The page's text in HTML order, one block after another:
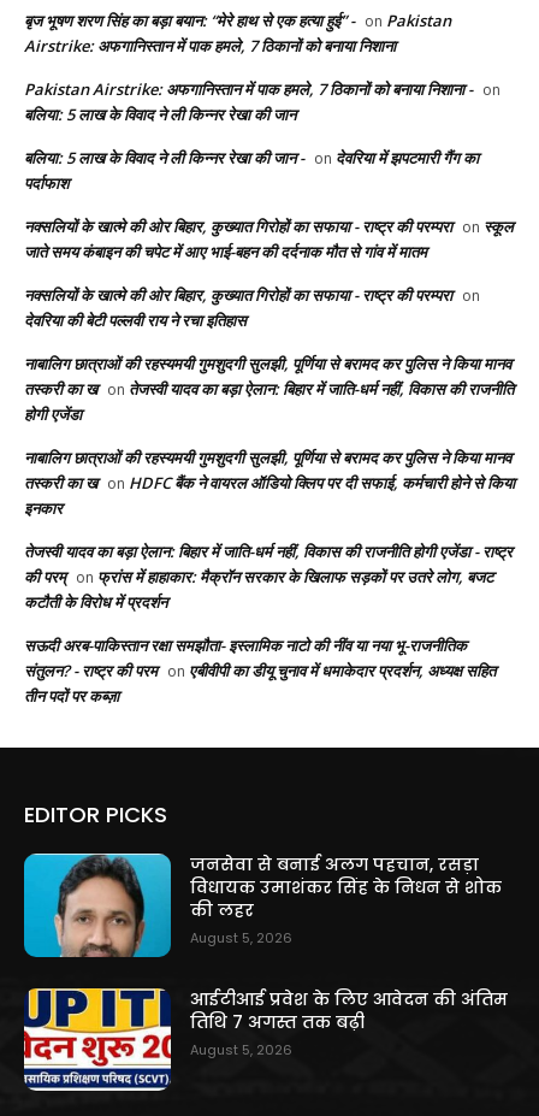
बृज भूषण शरण सिंह का बड़ा बयान: “मेरे हाथ से एक हत्या हुई” - on Pakistan
Airstrike: अफगानिस्तान में पाक हमले, 7 ठिकानों को बनाया निशाना
Pakistan Airstrike: अफगानिस्तान में पाक हमले, 7 ठिकानों को बनाया निशाना - on
बलिया: 5 लाख के विवाद ने ली किन्नर रेखा की जान
बलिया: 5 लाख के विवाद ने ली किन्नर रेखा की जान - on देवरिया में झपटमारी गैंग का
पर्दाफाश
नक्सलियों के खात्मे की ओर बिहार, कुख्यात गिरोहों का सफाया - राष्ट्र की परम्परा on स्कूल
जाते समय कंबाइन की चपेट में आए भाई-बहन की दर्दनाक मौत से गांव में मातम
नक्सलियों के खात्मे की ओर बिहार, कुख्यात गिरोहों का सफाया - राष्ट्र की परम्परा on
देवरिया की बेटी पल्लवी राय ने रचा इतिहास
नाबालिग छात्राओं की रहस्यमयी गुमशुदगी सुलझी, पूर्णिया से बरामद कर पुलिस ने किया मानव
तस्करी का ख on तेजस्वी यादव का बड़ा ऐलान: बिहार में जाति-धर्म नहीं, विकास की राजनीति
होगी एजेंडा
नाबालिग छात्राओं की रहस्यमयी गुमशुदगी सुलझी, पूर्णिया से बरामद कर पुलिस ने किया मानव
तस्करी का ख on HDFC बैंक ने वायरल ऑडियो क्लिप पर दी सफाई, कर्मचारी होने से किया
इनकार
तेजस्वी यादव का बड़ा ऐलान: बिहार में जाति-धर्म नहीं, विकास की राजनीति होगी एजेंडा - राष्ट्र
की परम् on फ्रांस में हाहाकार: मैक्रॉन सरकार के खिलाफ सड़कों पर उतरे लोग, बजट
कटौती के विरोध में प्रदर्शन
सऊदी अरब-पाकिस्तान रक्षा समझौता- इस्लामिक नाटो की नींव या नया भू-राजनीतिक
संतुलन? - राष्ट्र की परम on एबीवीपी का डीयू चुनाव में धमाकेदार प्रदर्शन, अध्यक्ष सहित
तीन पदों पर कब्ज़ा
EDITOR PICKS
जनसेवा से बनाई अलग पहचान, रसड़ा
विधायक उमाशंकर सिंह के निधन से शोक
की लहर
August 5, 2026
आईटीआई प्रवेश के लिए आवेदन की अंतिम
तिथि 7 अगस्त तक बढ़ी
August 5, 2026